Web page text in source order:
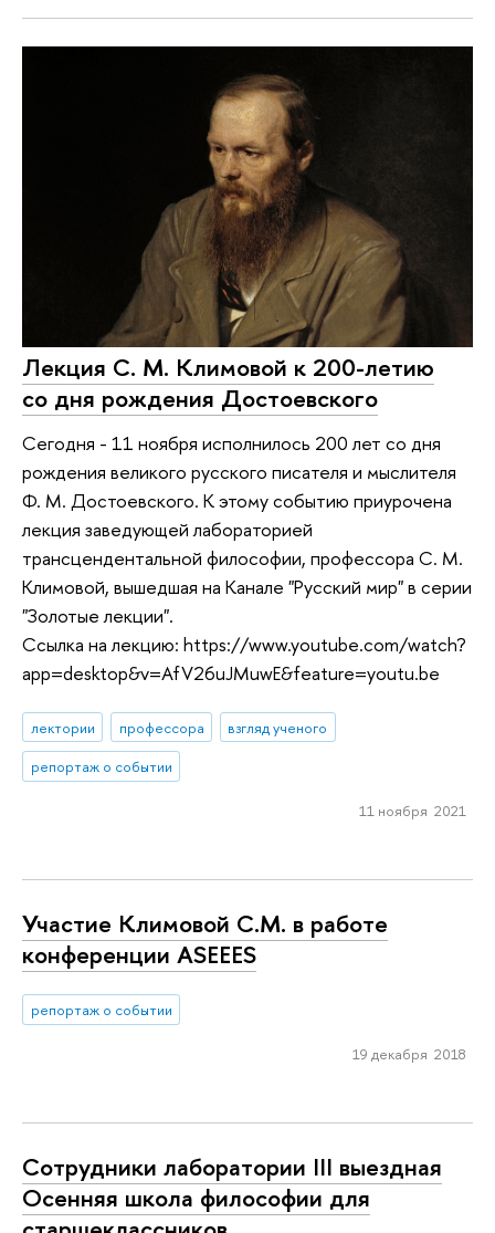
Лекция С. М. Климовой к 200-летию
со дня рождения Достоевского
Сегодня - 11 ноября исполнилось 200 лет со дня
рождения великого русского писателя и мыслителя
Ф. М. Достоевского. К этому событию приурочена
лекция заведующей лабораторией
трансцендентальной философии, профессора С. М.
Климовой, вышедшая на Канале "Русский мир" в серии
"Золотые лекции".
Ссылка на лекцию: https://www.youtube.com/watch?
app=desktop&v=AfV26uJMuwE&feature=youtu.be
лектории профессора
взгляд ученого
репортаж о событии
11 ноября 2021
Участие Климовой С.М. в работе
конференции ASEEES
репортаж о событии
19 декабря 2018
Сотрудники лаборатории III выездная
Осенняя школа философии для